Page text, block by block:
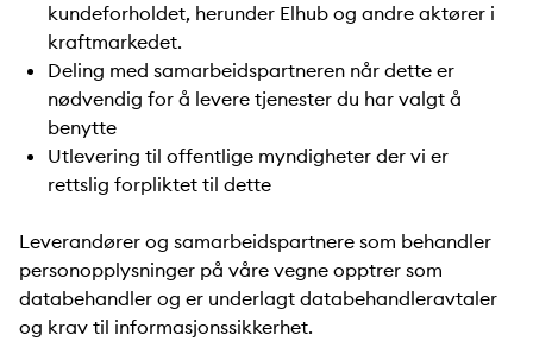
kundeforholdet, herunder Elhub og andre aktører i
kraftmarkedet.
Deling med samarbeidspartneren når dette er
nødvendig for å levere tjenester du har valgt å
benytte
Utlevering til offentlige myndigheter der vi er
rettslig forpliktet til dette
Leverandører og samarbeidspartnere som behandler
personopplysninger på våre vegne opptrer som
databehandler og er underlagt databehandleravtaler
og krav til informasjonssikkerhet.